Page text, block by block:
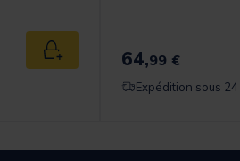
Ajouter au panier
64,99 €
Expédition sous 24